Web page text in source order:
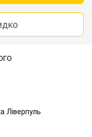
Ліверпуль